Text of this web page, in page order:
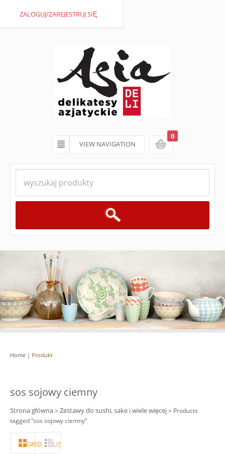
VIEW NAVIGATION
ZALOGUJ/ZAREJESTRUJ SIĘ
koszyk
0
Home | Produkt
sos sojowy ciemny
Strona główna> Zestawy do sushi, sake i wiele więcej> Products
tagged “sos sojowy ciemny”
GRID LISTA